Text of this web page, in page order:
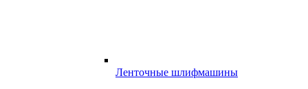
Ленточные шлифмашины